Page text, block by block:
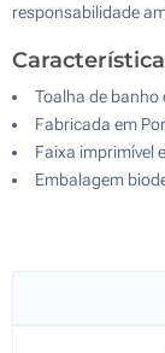
responsabilidade
Toalha de banho
Fabricada em
Faixa imprimível
Embalagem